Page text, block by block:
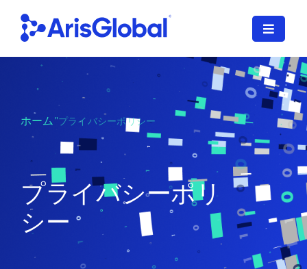
ナ
ゲ
ー
シ
を
り
替
え
る
XDI
SPORIFY
ホーム "プライバシーポリシー
プライバシーポリ
シー